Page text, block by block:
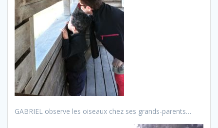
GABRIEL observe les oiseaux chez ses grands-parents…